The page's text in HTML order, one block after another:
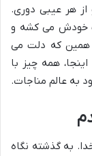
هر عیبی دوری.
خودش می کشه و
همین که دلت می
همه چیز با
به عالم مناجات.
به گذشته نگاه